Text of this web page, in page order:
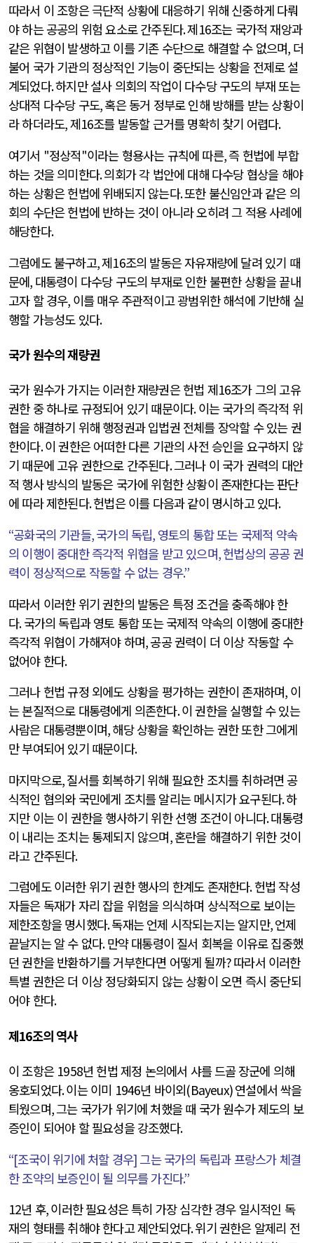
따라서 이 조항은 극단적 상황에 대응하기 위해 신중하게 다뤄
야 하는 공공의 위험 요소로 간주된다.제16조는 국가적 재앙과
같은 위협이 발생하고 이를 기존 수단으로 해결할 수 없으며, 더
불어 국가 기관의 정상적인 기능이 중단되는 상황을 전제로 설
계되었다.하지만 설사 의회의 작업이 다수당 구도의 부재 또는
상대적 다수당 구도,혹은 동거 정부로 인해 방해를 받는 상황이
라 하더라도,제16조를 발동할 근거를 명확히 찾기 어렵다.
여기서 "정상적"이라는 형용사는 규칙에 따른,즉 헌법에 부합
하는 것을 의미한다.의회가 각 법안에 대해 다수당 협상을 해야
하는 상황은 헌법에 위배되지 않는다.또한 불신임안과 같은 의
회의 수단은 헌법에 반하는 것이 아니라 오히려 그 적용 사례에
해당한다.
그럼에도 불구하고,제16조의 발동은 자유재량에 달려 있기 때
문에, 대통령이 다수당 구도의 부재로 인한 불편한 상황을 끝내
고자 할 경우, 이를 매우 주관적이고 광범위한 해석에 기반해 실
행할 가능성도 있다.
국가 원수의 재량권
국가 원수가 가지는 이러한 재량권은 헌법 제16조가 그의 고유
권한 중 하나로 규정되어 있기 때문이다.이는 국가의 즉각적 위
협을 해결하기 위해 행정권과 입법권 전체를 장악할 수 있는 권
한이다.이 권한은 어떠한 다른 기관의 사전 승인을 요구하지 않
기 때문에 고유 권한으로 간주된다.그러나 이 국가 권력의 대안
적 행사 방식의 발동은 국가에 위험한 상황이 존재한다는 판단
에 따라 제한된다.헌법은 이를 다음과 같이 명시하고 있다.
“공화국의 기관들,국가의 독립, 영토의 통합 또는 국제적 약속
의 이행이 중대한 즉각적 위협을 받고 있으며,헌법상의 공공 권
력이 정상적으로 작동할 수 없는 경우.”
따라서 이러한 위기 권한의 발동은 특정 조건을 충족해야 한
다.국가의 독립과 영토 통합 또는 국제적 약속의 이행에 중대한
즉각적 위협이 가해져야 하며,공공 권력이 더 이상 작동할 수
없어야 한다.
그러나 헌법 규정 외에도 상황을 평가하는 권한이 존재하며, 이
는 본질적으로 대통령에게 의존한다.이 권한을 실행할 수 있는
사람은 대통령뿐이며,해당 상황을 확인하는 권한 또한 그에게
만 부여되어 있기 때문이다.
마지막으로,질서를 회복하기 위해 필요한 조치를 취하려면 공
식적인 협의와 국민에게 조치를 알리는 메시지가 요구된다.하
지만 이는 이 권한을 행사하기 위한 선행 조건이 아니다.대통령
이 내리는 조치는 통제되지 않으며,혼란을 해결하기 위한 것이
라고 간주된다.
그럼에도 이러한 위기 권한 행사의 한계도 존재한다.헌법 작성
자들은 독재가 자리 잡을 위험을 의식하며 상식적으로 보이는
제한조항을 명시했다.독재는 언제 시작되는지는 알지만,언제
끝날지는 알 수 없다.만약 대통령이 질서 회복을 이유로 집중했
던 권한을 반환하기를 거부한다면 어떻게 될까?따라서 이러한
특별 권한은 더 이상 정당화되지 않는 상황이 오면 즉시 중단되
어야 한다.
제16조의 역사
이 조항은 1958년 헌법 제정 논의에서 샤를 드골장군에 의해
옹호되었다.이는 이미 1946년 바이외(Bayeux)연설에서 싹을
틔웠으며,그는 국가가 위기에 처했을 때 국가 원수가 제도의 보
증인이 되어야 할 필요성을 강조했다.
“[조국이 위기에 처할 경우]그는 국가의 독립과 프랑스가 체결
한 조약의 보증인이 될 의무를 가진다.”
12년 후,이러한 필요성은 특히 가장 심각한 경우 일시적인 독
재의 형태를 취해야 한다고 제안되었다.위기 권한은 알제리 전